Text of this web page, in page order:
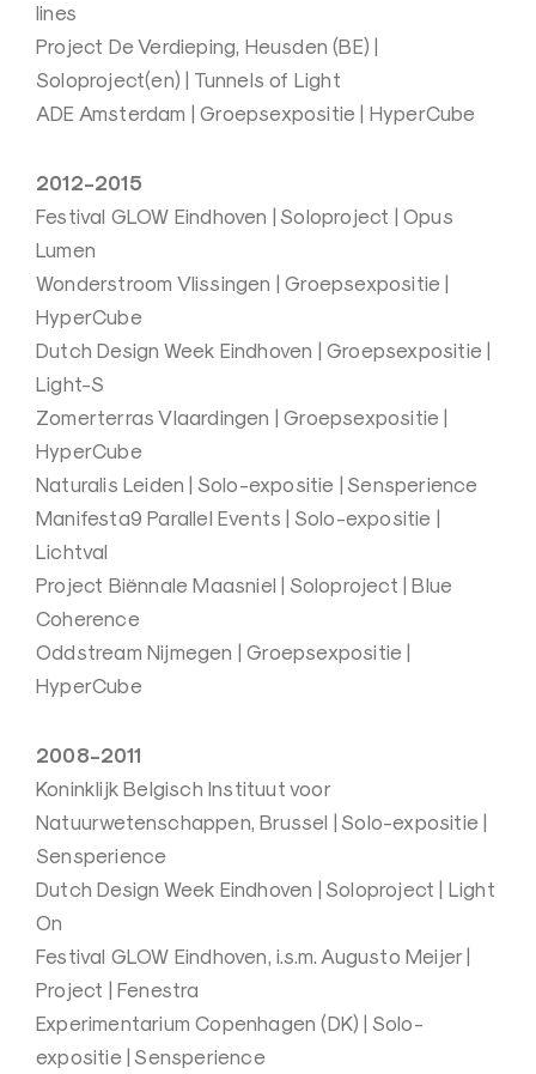
lines
Project De Verdieping, Heusden (BE) |
Soloproject(en) | Tunnels of Light
ADE Amsterdam | Groepsexpositie | HyperCube
2012-2015
Festival GLOW Eindhoven | Soloproject | Opus
Lumen
Wonderstroom Vlissingen | Groepsexpositie |
HyperCube
Dutch Design Week Eindhoven | Groepsexpositie |
Light-S
Zomerterras Vlaardingen | Groepsexpositie |
HyperCube
Naturalis Leiden | Solo-expositie | Sensperience
Manifesta9 Parallel Events | Solo-expositie |
Lichtval
Project Biënnale Maasniel | Soloproject | Blue
Coherence
Oddstream Nijmegen | Groepsexpositie |
HyperCube
2008-2011
Koninklijk Belgisch Instituut voor
Natuurwetenschappen, Brussel | Solo-expositie |
Sensperience
Dutch Design Week Eindhoven | Soloproject | Light
On
Festival GLOW Eindhoven, i.s.m. Augusto Meijer |
Project | Fenestra
Experimentarium Copenhagen (DK) | Solo-
expositie | Sensperience